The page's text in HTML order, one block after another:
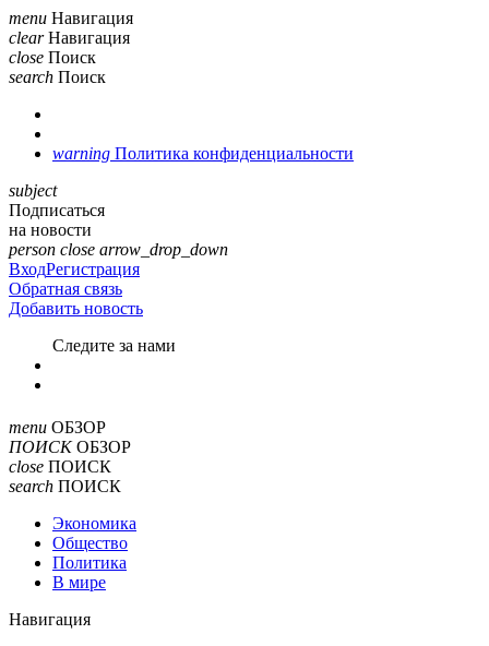
menu Навигация
clear Навигация
close Поиск
search Поиск
warning Политика конфиденциальности
subject
Подписаться
на новости
person close arrow_drop_down
ВходРегистрация
Обратная связь
Добавить новость
Cледите за нами
menu ОБЗОР
ПОИСК ОБЗОР
close ПОИСК
search ПОИСК
Экономика
Общество
Политика
В мире
Навигация